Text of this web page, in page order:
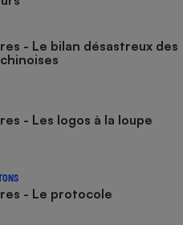
- Le bilan désastreux des
- Les logos à la loupe
- Le protocole